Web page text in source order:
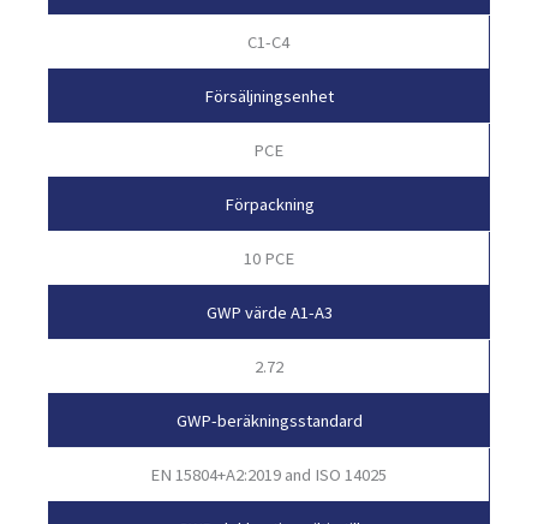
C1-C4
Försäljningsenhet
PCE
Förpackning
10 PCE
GWP värde A1-A3
2.72
GWP-beräkningsstandard
EN 15804+A2:2019 and ISO 14025